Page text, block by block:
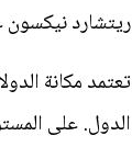
ريتشارد نيكسون عام ١٩٧١ بكسر ثبات سعر صرف الدولار
تعتمد مكانة
الدول. على